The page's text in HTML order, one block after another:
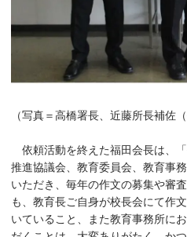
（写真＝高橋署長、近藤所長補佐
依頼活動を終えた福田会長は、
推進協議会、教育委員会、教育事
いただき、毎年の作文の募集や審
も、教育長ご自身が校長会にて作
いていること、また教育事務所に